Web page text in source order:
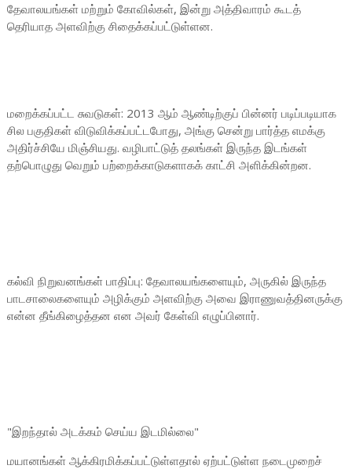
தேவாலயங்கள் மற்றும் கோவில்கள், இன்று அத்திவாரம் கூடத்
தெரியாத அளவிற்கு சிதைக்கப்பட்டுள்ளன.
மறைக்கப்பட்ட சுவடுகள்: 2013 ஆம் ஆண்டிற்குப் பின்னர் படிப்படியாக
சில பகுதிகள் விடுவிக்கப்பட்டபோது, அங்கு சென்று பார்த்த எமக்கு
அதிர்ச்சியே மிஞ்சியது. வழிபாட்டுத் தலங்கள் இருந்த இடங்கள்
தற்பொழுது வெறும் பற்றைக்காடுகளாகக் காட்சி அளிக்கின்றன.
கல்வி நிறுவனங்கள் பாதிப்பு: தேவாலயங்களையும், அருகில் இருந்த
பாடசாலைகளையும் அழிக்கும் அளவிற்கு அவை இராணுவத்தினருக்கு
என்ன தீங்கிழைத்தன என அவர் கேள்வி எழுப்பினார்.
"இறந்தால் அடக்கம் செய்ய இடமில்லை"
மயானங்கள் ஆக்கிரமிக்கப்பட்டுள்ளதால் ஏற்பட்டுள்ள நடைமுறைச்